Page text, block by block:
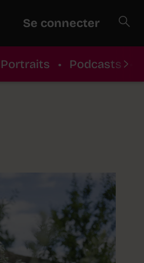
Se connecter
Portraits • Podcasts